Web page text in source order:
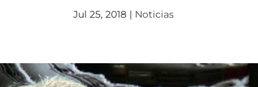
Jul 25, 2018 | Noticias